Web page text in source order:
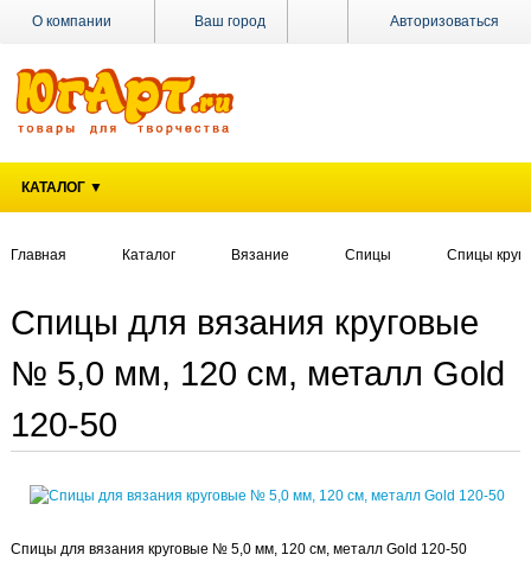
Ваш город Авторизоваться
О компании
Оплата
Наши
магазины
Новости
Контакты
КАТАЛОГ ▼
Главная Каталог Вязание Спицы Спицы
Спицы для вязания круговые
№ 5,0 мм, 120 см, металл Gold
120-50
Спицы для вязания круговые № 5,0 мм, 120 см, металл Gold 120-50